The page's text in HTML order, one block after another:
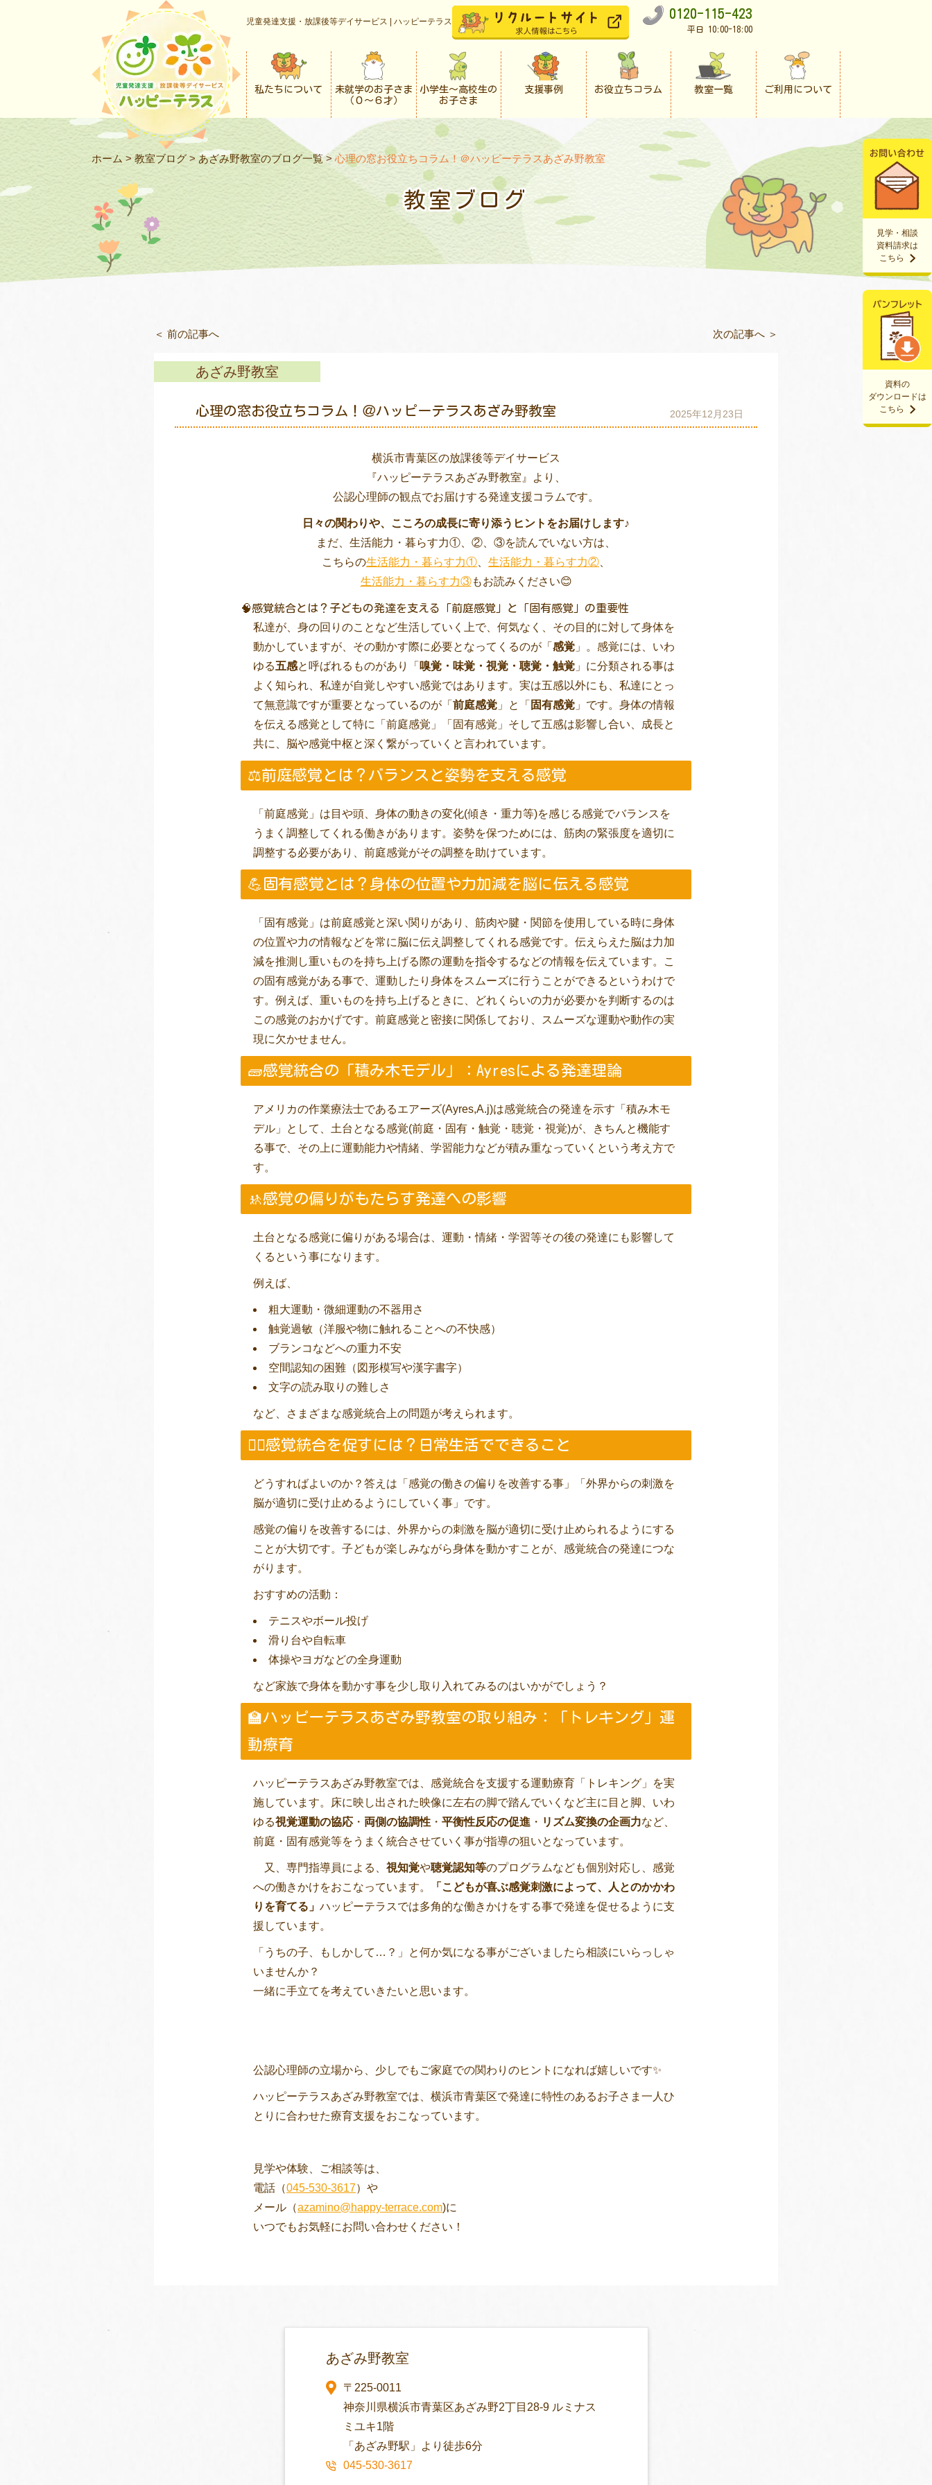
児童発達支援・放課後等デイサービス | ハッピーテラス
0120-115-423
平日 10:00-18:00
私たちについて
未就学のお子さま
（０〜６才）
小学生〜高校生の
お子さま
支援事例 お役立ちコラム 教室一覧 ご利用について
資料の
ダウンロードは
こちら
見学・相談
資料請求は
こちら
ホーム > 教室ブログ > あざみ野教室のブログ一覧> 心理の窓お役立ちコラム！＠ハッピーテラスあざみ野教室
教室ブログ
＜ 前の記事へ 次の記事へ ＞
あざみ野教室
心理の窓お役立ちコラム！＠ハッピーテラスあざみ野教室 2025年12月23日
横浜市青葉区の放課後等デイサービス
『ハッピーテラスあざみ野教室』より、
公認心理師の観点でお届けする発達支援コラムです。
日々の関わりや、こころの成長に寄り添うヒントをお届けします♪
まだ、生活能力・暮らす力①、②、③を読んでいない方は、
こちらの生活能力・暮らす力① 生活能力・暮らす力②
生活能力・暮らす力③もお読みください😊
🧠感覚統合とは？子どもの発達を支える「前庭感覚」と「固有感覚」の重要性
私達が、身の回りのことなど生活していく上で、何気なく、その目的に対して身体を
動かしていますが、その動かす際に必要となってくるのが「 感覚 」。感覚には、いわ
ゆる五感と呼ばれるものがあり「 嗅覚・味覚・視覚・聴覚・触覚 」に分類される事は
よく知られ、私達が自覚しやすい感覚ではあります。実は五感以外にも、私達にとっ
て無意識ですが重要となっているのが「 前庭感覚 」と「 固有感覚 」です。身体の情報
を伝える感覚として特に「前庭感覚」「固有感覚」そして五感は影響し合い、成長と
共に、脳や感覚中枢と深く繋がっていくと言われています。
⚖️前庭感覚とは？バランスと姿勢を支える感覚
「前庭感覚」は目や頭、身体の動きの変化(傾き・重力等)を感じる感覚でバランスを
うまく調整してくれる働きがあります。姿勢を保つためには、筋肉の緊張度を適切に
調整する必要があり、前庭感覚がその調整を助けています。
💪固有感覚とは？身体の位置や力加減を脳に伝える感覚
「固有感覚」は前庭感覚と深い関りがあり、筋肉や腱・関節を使用している時に身体
の位置や力の情報などを常に脳に伝え調整してくれる感覚です。伝えらえた脳は力加
減を推測し重いものを持ち上げる際の運動を指令するなどの情報を伝えています。こ
の固有感覚がある事で、運動したり身体をスムーズに行うことができるというわけで
す。例えば、重いものを持ち上げるときに、どれくらいの力が必要かを判断するのは
この感覚のおかげです。前庭感覚と密接に関係しており、スムーズな運動や動作の実
現に欠かせません。
🧱感覚統合の「積み木モデル」：Ayresによる発達理論
アメリカの作業療法士であるエアーズ(Ayres,A.j)は感覚統合の発達を示す「積み木モ
デル」として、土台となる感覚(前庭・固有・触覚・聴覚・視覚)が、きちんと機能す
る事で、その上に運動能力や情緒、学習能力などが積み重なっていくという考え方で
す。
🚸感覚の偏りがもたらす発達への影響
土台となる感覚に偏りがある場合は、運動・情緒・学習等その後の発達にも影響して
くるという事になります。
例えば、
粗大運動・微細運動の不器用さ
触覚過敏（洋服や物に触れることへの不快感）
ブランコなどへの重力不安
空間認知の困難（図形模写や漢字書字）
文字の読み取りの難しさ
など、さまざまな感覚統合上の問題が考えられます。
🏃‍♂️感覚統合を促すには？日常生活でできること
どうすればよいのか？答えは「感覚の働きの偏りを改善する事」「外界からの刺激を
脳が適切に受け止めるようにしていく事」です。
感覚の偏りを改善するには、外界からの刺激を脳が適切に受け止められるようにする
ことが大切です。子どもが楽しみながら身体を動かすことが、感覚統合の発達につな
がります。
おすすめの活動：
テニスやボール投げ
滑り台や自転車
体操やヨガなどの全身運動
など家族で身体を動かす事を少し取り入れてみるのはいかがでしょう？
🏫ハッピーテラスあざみ野教室の取り組み：「トレキング」運
動療育
ハッピーテラスあざみ野教室では、感覚統合を支援する運動療育「トレキング」を実
施しています。床に映し出された映像に左右の脚で踏んでいくなど主に目と脚、いわ
ゆる視覚運動の協応 ・ 両側の協調性 ・ 平衡性反応の促進 ・ リズム変換の企画力など、
前庭・固有感覚等をうまく統合させていく事が指導の狙いとなっています。
又、専門指導員による、 視知覚や聴覚認知等のプログラムなども個別対応し、感覚
への働きかけをおこなっています。
「こどもが喜ぶ感覚刺激によって、人とのかかわ
りを育てる」 ハッピーテラスでは多角的な働きかけをする事で発達を促せるように支
援しています。
「うちの子、もしかして…？」と何か気になる事がございましたら相談にいらっしゃ
いませんか？
一緒に手立てを考えていきたいと思います。
公認心理師の立場から、少しでもご家庭での関わりのヒントになれば嬉しいです✨
ハッピーテラスあざみ野教室では、横浜市青葉区で発達に特性のあるお子さま一人ひ
とりに合わせた療育支援をおこなっています。
見学や体験、ご相談等は、
電話（045-530-3617）や
メール（azamino@happy-terrace.com)に
いつでもお気軽にお問い合わせください！
あざみ野教室
〒225-0011
神奈川県横浜市青葉区あざみ野2丁目28-9 ルミナス
ミユキ1階
「あざみ野駅」より徒歩6分
045-530-3617